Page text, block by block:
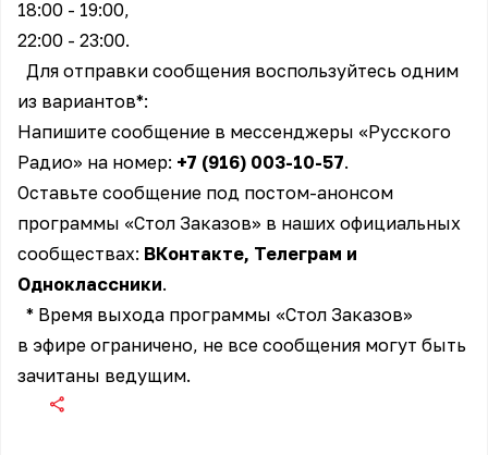
18:00 - 19:00,
22:00 - 23:00.
Для отправки сообщения воспользуйтесь одним
из вариантов*:
Напишите сообщение в мессенджеры «Русского
Радио» на номер: +7 (916) 003-10-57.
Оставьте сообщение под постом-анонсом
программы «Стол Заказов» в наших официальных
сообществах: ВКонтакте, Телеграм и
Одноклассники.
* Время выхода программы «Стол Заказов»
в эфире ограничено, не все сообщения могут быть
зачитаны ведущим.